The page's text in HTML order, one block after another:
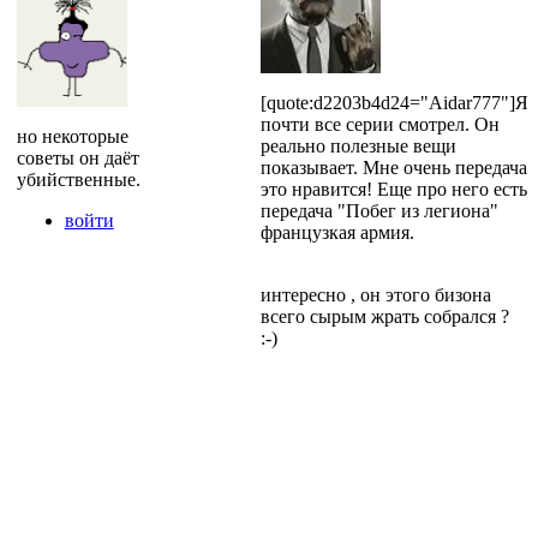
но некоторые
советы он даёт
убийственные.
войти
[quote:d2203b4d24="Aidar777"]Я
почти все серии смотрел. Он
реально полезные вещи
показывает. Мне очень передача
это нравится! Еще про него есть
передача "Побег из легиона"
французкая армия.
интересно , он этого бизона
всего сырым жрать собрался ?
:-)